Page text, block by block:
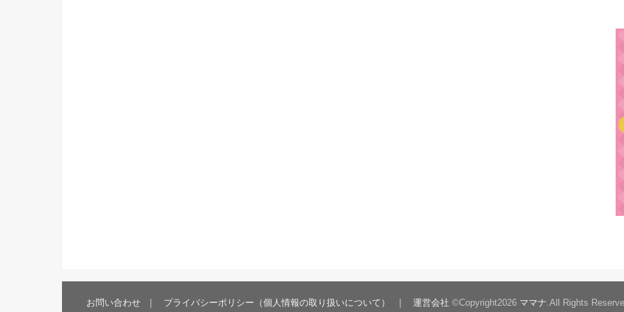
お問い合わせ プライバシーポリシー（個人情報の取り扱いについて） 運営会社 ©Copyright2026 ママナ .All Rights